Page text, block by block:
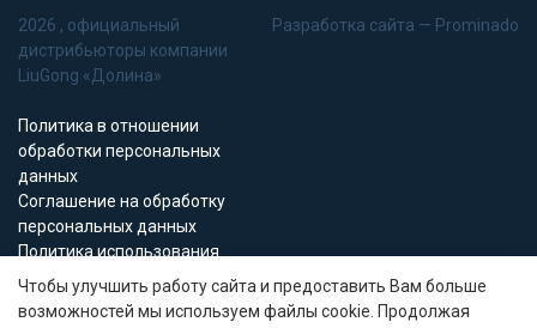
2026 , официальный
дистрибьюторы компании
LiuGong «Долина»
Политика в отношении
обработки персональных
данных
Соглашение на обработку
персональных данных
Политика использования
Cookie-файлов
Разработка сайта — Prominado
Все материалы данного сайта являются объектами авторского права (в
Чтобы улучшить работу сайта и предоставить Вам больше
возможностей мы используем файлы cookie. Продолжая